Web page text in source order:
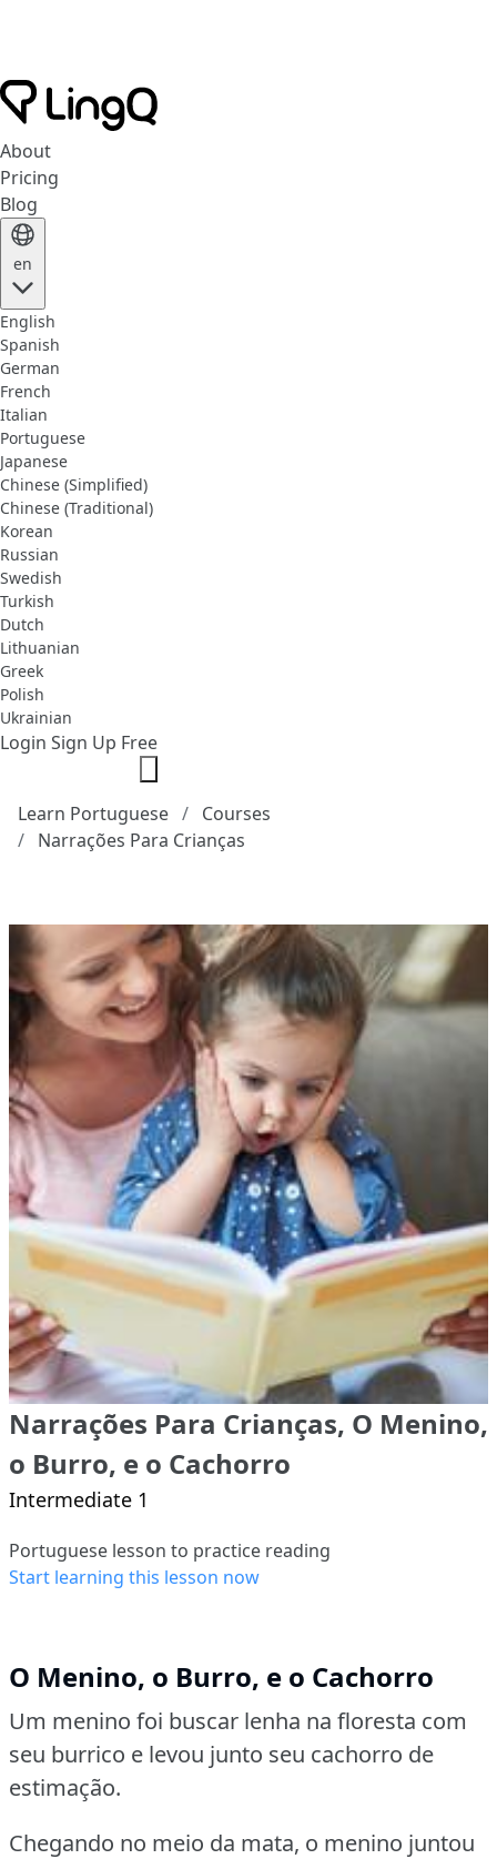
About
Pricing
Blog
en
English
Spanish
German
French
Italian
Portuguese
Japanese
Chinese (Simplified)
Chinese (Traditional)
Korean
Russian
Swedish
Turkish
Dutch
Lithuanian
Greek
Polish
Ukrainian
Login Sign Up Free
Learn Portuguese
Courses
Narrações Para Crianças
Narrações Para Crianças, O Menino,
o Burro, e o Cachorro
Intermediate 1
Portuguese lesson to practice reading
Start learning this lesson now
O Menino, o Burro, e o Cachorro
Um menino foi buscar lenha na floresta com
seu burrico e levou junto seu cachorro de
estimação.
Chegando no meio da mata, o menino juntou